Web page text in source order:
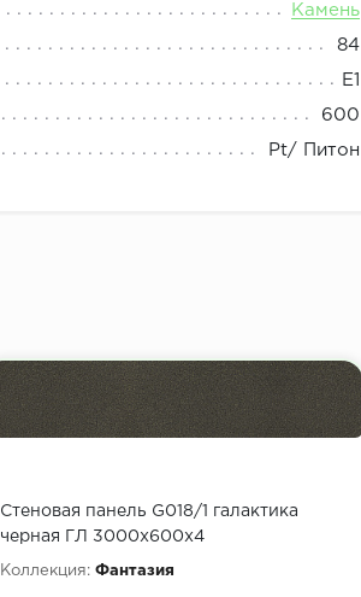
Камень
84
E1
600
Pt/ Питон
Стеновая панель G018/1 галактика
черная ГЛ 3000х600х4
Коллекция: Фантазия